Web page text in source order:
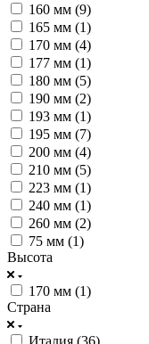
160 мм (9)
165 мм (1)
170 мм (4)
177 мм (1)
180 мм (5)
190 мм (2)
193 мм (1)
195 мм (7)
200 мм (4)
210 мм (5)
223 мм (1)
240 мм (1)
260 мм (2)
75 мм (1)
Высота
170 мм (1)
Страна
Италия (36)